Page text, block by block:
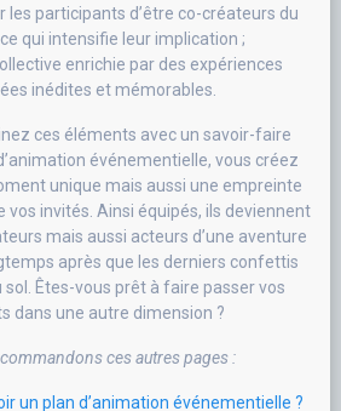
les participants d’être co-créateurs du
qui intensifie leur implication ;
enrichie par des expériences
inédites et mémorables.
ces éléments avec un savoir-faire
événementielle, vous créez
unique mais aussi une empreinte
vos invités. Ainsi équipés, ils deviennent
mais aussi acteurs d’une aventure
après que les derniers confettis
Êtes-vous prêt à faire passer vos
dans une autre dimension ?
ces autres pages :
un plan d’animation événementielle ?